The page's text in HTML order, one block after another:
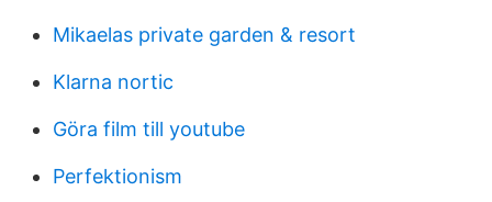
Mikaelas private garden & resort
Klarna nortic
Göra film till youtube
Perfektionism